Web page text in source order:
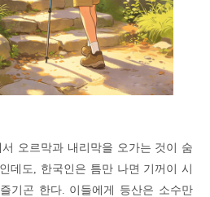
오르막과 내리막을 오가는 것이 숨
데도, 한국인은 틈만 나면 기꺼이 시
기곤 한다. 이들에게 등산은 소수만